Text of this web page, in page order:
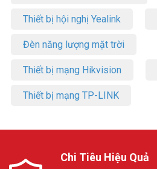
Thiết bị hội nghị Yealink
Đèn năng lượng mặt trời
Thiết bị mạng Hikvision
Thiết bị mạng TP-LINK
Chi Tiêu Hiệu Quả